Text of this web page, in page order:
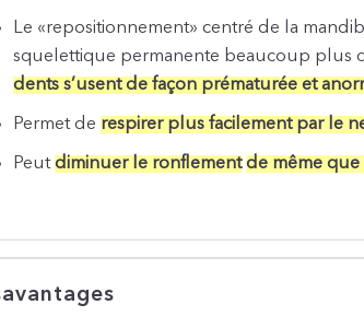
Le «repositionnement» centré de la
squelettique permanente beaucoup plus
dents s’usent de façon prématurée et
Permet de respirer plus facilement par le
Peutdiminuer le ronflement de même que